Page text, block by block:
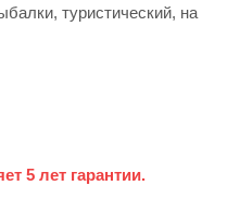
туристический, на
5 лет гарантии.